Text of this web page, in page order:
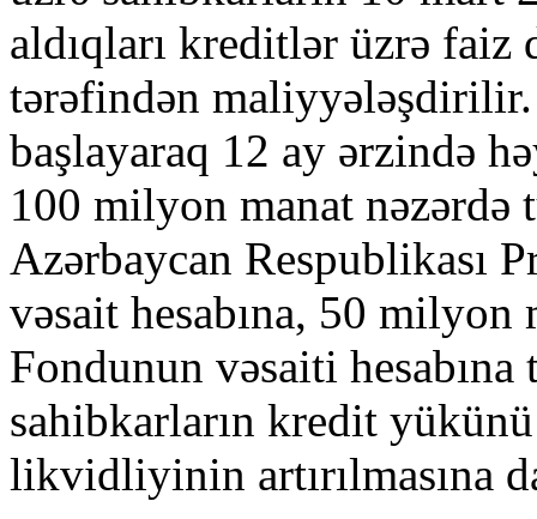
aldıqları kreditlər üzrə
tərəfindən
başlayaraq 12 ay ərzində
100 milyon manat
Azərbaycan Respublikası
vəsait hesabına, 50 milyon
Fondunun vəsaiti
sahibkarların kredit
likvidliyinin artırılmasına